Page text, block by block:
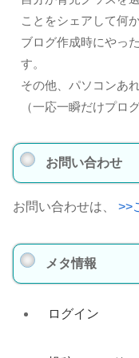
ことをシェアして何
ブログ作成時にやっ
す。
その他、パソコンあ
（一応一瞬だけプロ
お問い合わせ
お問い合わせは、 >>
メタ情報
ログイン